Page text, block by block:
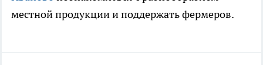
местной продукции и поддержать фермеров.